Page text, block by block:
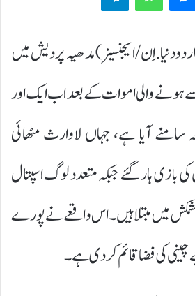
:(اردودنیا.اِن/ایجنسیز)مدھیہ پردیش میں
ہونے والی اموات کے بعد اب ایک اور
سامنے آیا ہے، جہاں لاوارث مٹھائی
بازی ہار گئے جبکہ متعدد لوگ اسپتال
میں مبتلا ہیں۔ اس واقعے نے پورے
کی فضا قائم کر دی ہے۔